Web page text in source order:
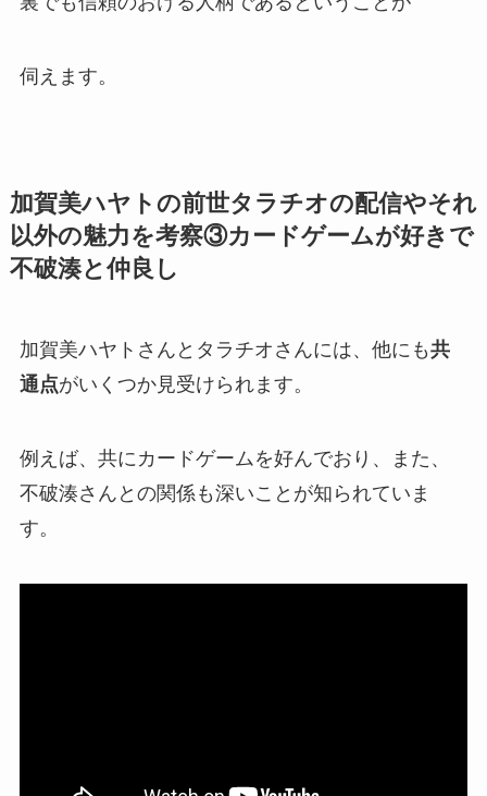
伺えます。
加賀美ハヤトの前世タラチオの配信やそれ
以外の魅力を考察③カードゲームが好きで
不破湊と仲良し
加賀美ハヤトさんとタラチオさんには、他にも共
通点がいくつか見受けられます。
例えば、共に カードゲーム を好んでおり、また、
不破湊さんとの関係 も深いことが知られていま
す。